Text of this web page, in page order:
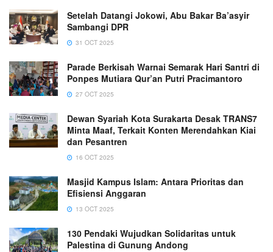
Setelah Datangi Jokowi, Abu Bakar Ba’asyir
Sambangi DPR
31 OCT 2025
Parade Berkisah Warnai Semarak Hari Santri di
Ponpes Mutiara Qur’an Putri Pracimantoro
27 OCT 2025
Dewan Syariah Kota Surakarta Desak TRANS7
Minta Maaf, Terkait Konten Merendahkan Kiai
dan Pesantren
16 OCT 2025
Masjid Kampus Islam: Antara Prioritas dan
Efisiensi Anggaran
13 OCT 2025
130 Pendaki Wujudkan Solidaritas untuk
Palestina di Gunung Andong